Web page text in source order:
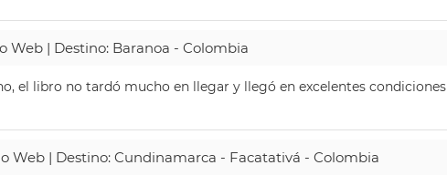
Web | Destino: Baranoa - Colombia
el libro no tardó mucho en llegar y llegó en excelentes condiciones
Web | Destino: Cundinamarca - Facatativá - Colombia